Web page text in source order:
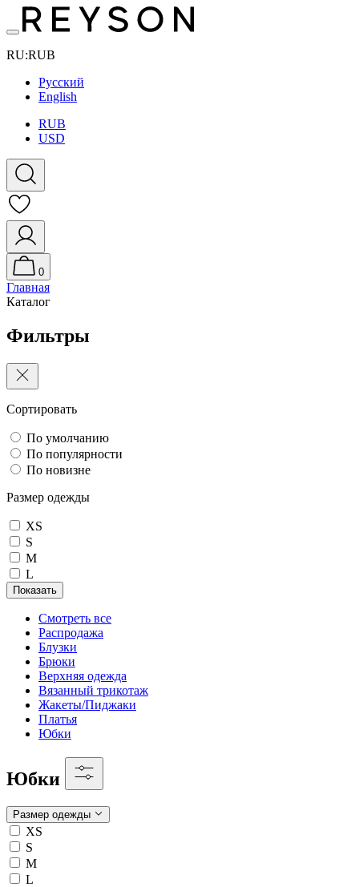
RU:RUB
Русский
English
RUB
USD
0
Главная
Каталог
Фильтры
Сортировать
По умолчанию
По популярности
По новизне
Размер одежды
XS
S
M
L
Показать
Смотреть все
Распродажа
Блузки
Брюки
Верхняя одежда
Вязанный трикотаж
Жакеты/Пиджаки
Платья
Юбки
Юбки
Размер одежды
XS
S
M
L